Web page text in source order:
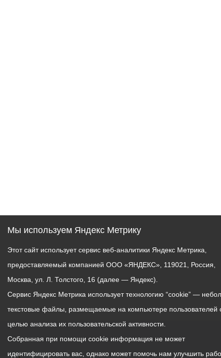
Мы используем Яндекс Метрику
Этот сайт использует сервис веб-аналитики Яндекс Метрика,
предоставляемый компанией ООО «ЯНДЕКС», 119021, Россия,
Москва, ул. Л. Толстого, 16 (далее — Яндекс).
Сервис Яндекс Метрика использует технологию “cookie” —
текстовые файлы, размещаемые на компьютере пользователей
целью анализа их пользовательской активности.
Собранная при помощи cookie информация не может
идентифицировать вас, однако может помочь нам улучшить